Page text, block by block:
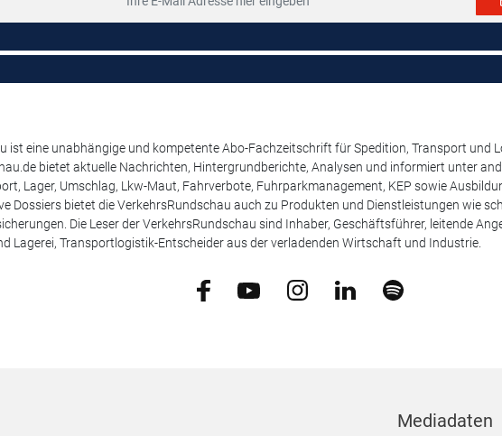
ist eine unabhängige und kompetente Abo-Fachzeitschrift für Spedition, Transport und
bietet aktuelle Nachrichten, Hintergrundberichte, Analysen und informiert unter
Lager, Umschlag, Lkw-Maut, Fahrverbote, Fuhrparkmanagement, KEP sowie
Dossiers bietet die VerkehrsRundschau auch zu Produkten und Dienstleistungen wie
Die Leser der VerkehrsRundschau sind Inhaber, Geschäftsführer, leitende
Lagerei, Transportlogistik-Entscheider aus der verladenden Wirtschaft und Industrie.
Mediadaten